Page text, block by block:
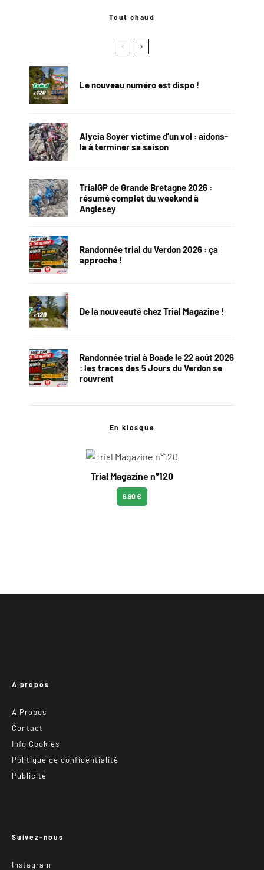
Tout chaud
Le nouveau numéro est dispo !
Alycia Soyer victime d’un vol : aidons-
la à terminer sa saison
TrialGP de Grande Bretagne 2026 :
résumé complet du weekend à
Anglesey
Randonnée trial du Verdon 2026 : ça
approche !
De la nouveauté chez Trial Magazine !
Randonnée trial à Boade le 22 août 2026
: les traces des 5 Jours du Verdon se
rouvrent
En kiosque
Trial Magazine n°120
6.90 €
A propos
A Propos
Contact
Info Cookies
Politique de confidentialité
Publicité
Suivez-nous
Instagram